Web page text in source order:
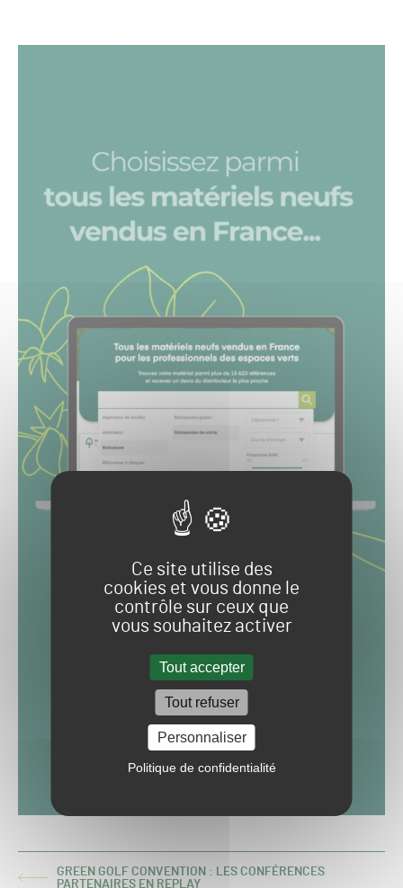
Ce site utilise des
cookies et vous donne le
contrôle sur ceux que
vous souhaitez activer
Tout accepter
Tout refuser
Personnaliser
Politique de confidentialité
ARTICLE
GREEN GOLF CONVENTION : LES CONFÉRENCES
PARTENAIRES EN REPLAY